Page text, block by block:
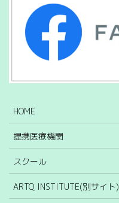
HOME
提携医療機関
スクール
ARTQ INSTITUTE(別サイト)